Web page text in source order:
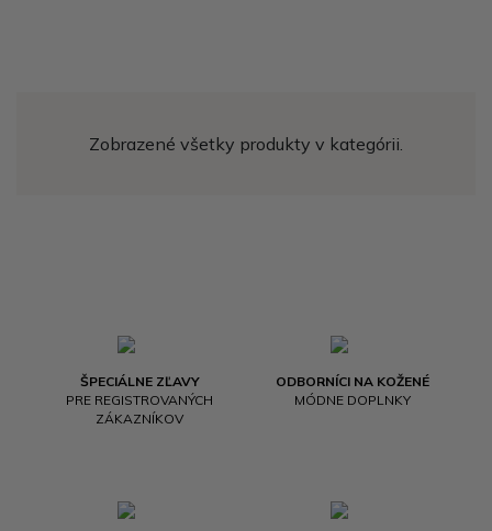
Zobrazené všetky produkty v kategórii.
ŠPECIÁLNE ZĽAVY
PRE REGISTROVANÝCH
ZÁKAZNÍKOV
ODBORNÍCI NA KOŽENÉ
MÓDNE DOPLNKY